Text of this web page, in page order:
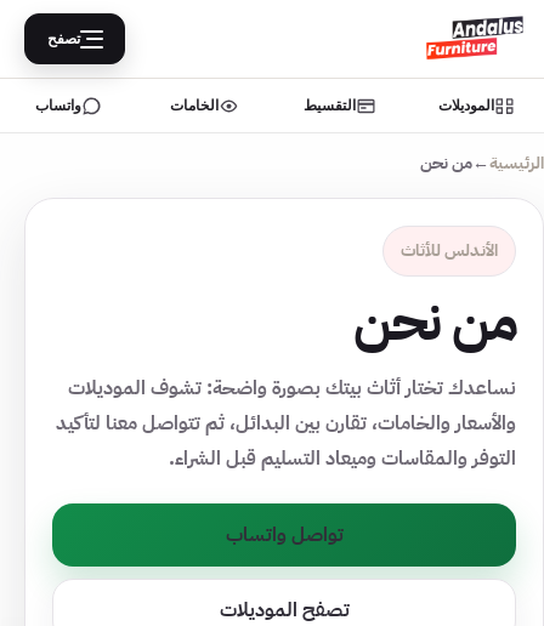
تصفح
الموديلات التقسيط الخامات واتساب
الرئيسية←من نحن
الأندلس للأثاث
من نحن
نساعدك تختار أثاث بيتك بصورة واضحة: تشوف الموديلات
والأسعار والخامات، تقارن بين البدائل، ثم تتواصل معنا لتأكيد
التوفر والمقاسات وميعاد التسليم قبل الشراء.
تواصل واتساب
تصفح الموديلات